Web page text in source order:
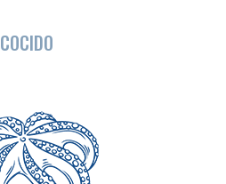
COCIDO